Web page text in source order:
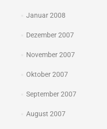
Januar 2008
Dezember 2007
November 2007
Oktober 2007
September 2007
August 2007